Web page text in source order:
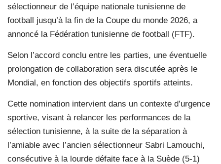
sélectionneur de l’équipe nationale tunisienne de
football jusqu’à la fin de la Coupe du monde 2026, a
annoncé la Fédération tunisienne de football (FTF).
Selon l’accord conclu entre les parties, une éventuelle
prolongation de collaboration sera discutée après le
Mondial, en fonction des objectifs sportifs atteints.
Cette nomination intervient dans un contexte d’urgence
sportive, visant à relancer les performances de la
sélection tunisienne, à la suite de la séparation à
l’amiable avec l’ancien sélectionneur Sabri Lamouchi,
consécutive à la lourde défaite face à la Suède (5-1)